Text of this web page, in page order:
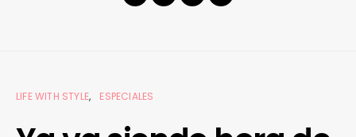
LIFE WITH STYLE ESPECIALES